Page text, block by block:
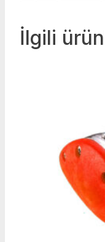
İlgili